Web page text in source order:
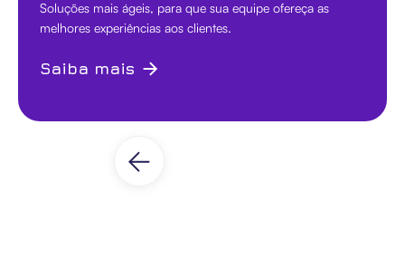
Soluções mais ágeis, para que sua equipe ofereça as
melhores experiências aos clientes.
Saiba mais